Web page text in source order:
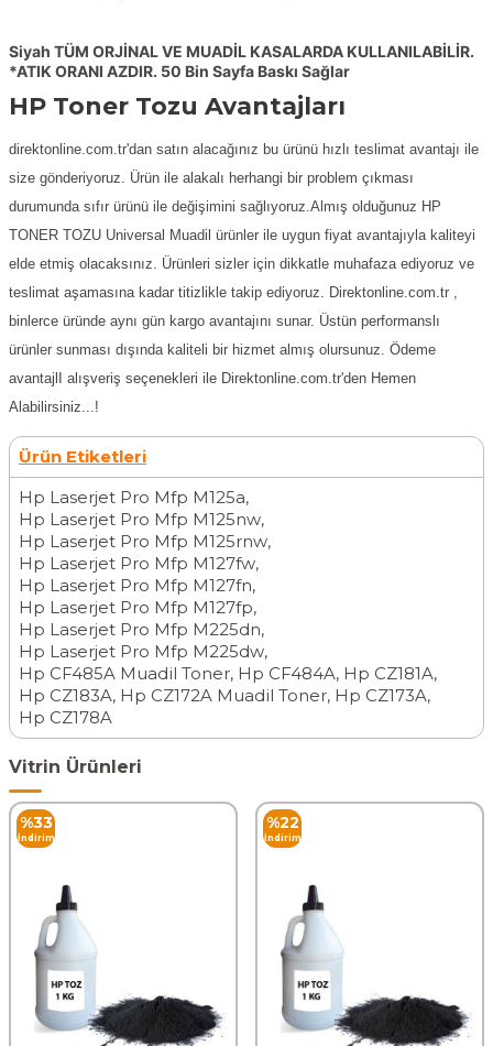
Siyah TÜM ORJİNAL VE MUADİL KASALARDA KULLANILABİLİR.
*ATIK ORANI AZDIR. 50 Bin Sayfa Baskı Sağlar
HP Toner Tozu Avantajları
direktonline.com.tr'dan satın alacağınız bu ürünü hızlı teslimat avantajı ile
size gönderiyoruz. Ürün ile alakalı herhangi bir problem çıkması
durumunda sıfır ürünü ile değişimini sağlıyoruz.Almış olduğunuz HP
TONER TOZU Universal Muadil ürünler ile uygun fiyat avantajıyla kaliteyi
elde etmiş olacaksınız. Ürünleri sizler için dikkatle muhafaza ediyoruz ve
teslimat aşamasına kadar titizlikle takip ediyoruz. Direktonline.com.tr ,
binlerce üründe aynı gün kargo avantajını sunar. Üstün performanslı
ürünler sunması dışında kaliteli bir hizmet almış olursunuz. Ödeme
avantajlI alışveriş seçenekleri ile Direktonline.com.tr'den Hemen
Alabilirsiniz...!
Ürün Etiketleri
Hp Laserjet Pro Mfp M125a,
Hp Laserjet Pro Mfp M125nw,
Hp Laserjet Pro Mfp M125rnw,
Hp Laserjet Pro Mfp M127fw,
Hp Laserjet Pro Mfp M127fn,
Hp Laserjet Pro Mfp M127fp,
Hp Laserjet Pro Mfp M225dn,
Hp Laserjet Pro Mfp M225dw,
Hp CF485A Muadil Toner, Hp CF484A, Hp CZ181A,
Hp CZ183A, Hp CZ172A Muadil Toner, Hp CZ173A,
Hp CZ178A
Vitrin Ürünleri
%33
İndirim
%22
İndirim